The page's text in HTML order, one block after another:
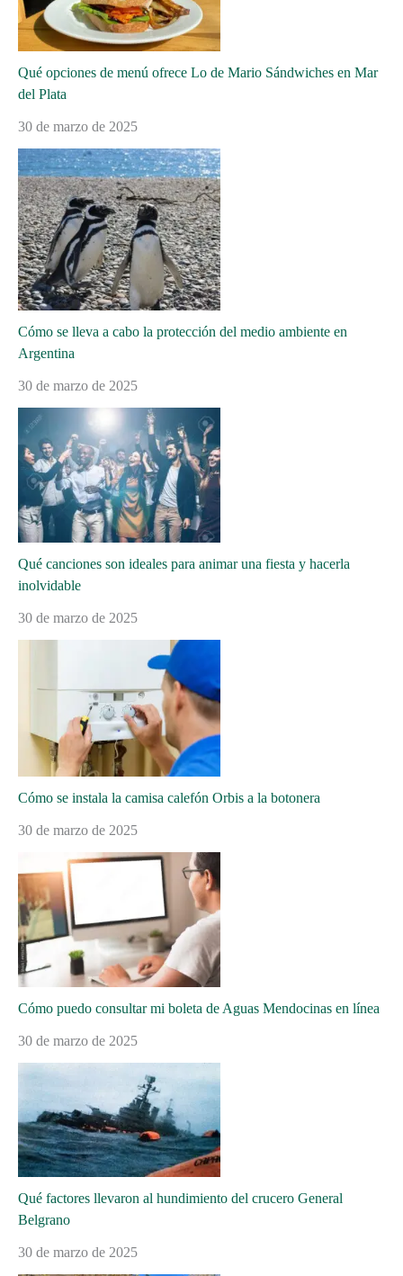
Qué opciones de menú ofrece Lo de Mario Sándwiches en Mar
del Plata
30 de marzo de 2025
Cómo se lleva a cabo la protección del medio ambiente en
Argentina
30 de marzo de 2025
Qué canciones son ideales para animar una fiesta y hacerla
inolvidable
30 de marzo de 2025
Cómo se instala la camisa calefón Orbis a la botonera
30 de marzo de 2025
Cómo puedo consultar mi boleta de Aguas Mendocinas en línea
30 de marzo de 2025
Qué factores llevaron al hundimiento del crucero General
Belgrano
30 de marzo de 2025